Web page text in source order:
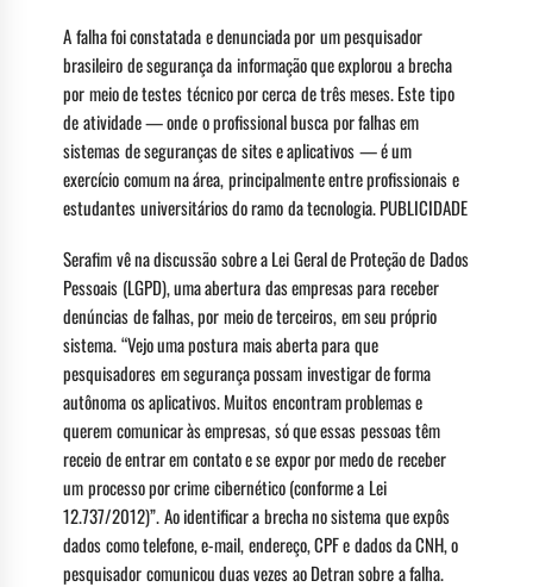
A falha foi constatada e denunciada por um pesquisador
brasileiro de segurança da informação que explorou a brecha
por meio de testes técnico por cerca de três meses. Este tipo
de atividade — onde o profissional busca por falhas em
sistemas de seguranças de sites e aplicativos — é um
exercício comum na área, principalmente entre profissionais e
estudantes universitários do ramo da tecnologia. PUBLICIDADE
Serafim vê na discussão sobre a Lei Geral de Proteção de Dados
Pessoais (LGPD), uma abertura das empresas para receber
denúncias de falhas, por meio de terceiros, em seu próprio
sistema. “Vejo uma postura mais aberta para que
pesquisadores em segurança possam investigar de forma
autônoma os aplicativos. Muitos encontram problemas e
querem comunicar às empresas, só que essas pessoas têm
receio de entrar em contato e se expor por medo de receber
um processo por crime cibernético (conforme a Lei
12.737/2012)”. Ao identificar a brecha no sistema que expôs
dados como telefone, e-mail, endereço, CPF e dados da CNH, o
pesquisador comunicou duas vezes ao Detran sobre a falha.